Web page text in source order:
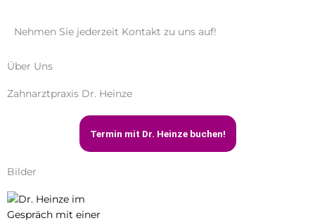
Nehmen Sie jederzeit Kontakt zu uns auf!
Über Uns
Zahnarztpraxis Dr. Heinze
Termin mit Dr. Heinze buchen!
Bilder